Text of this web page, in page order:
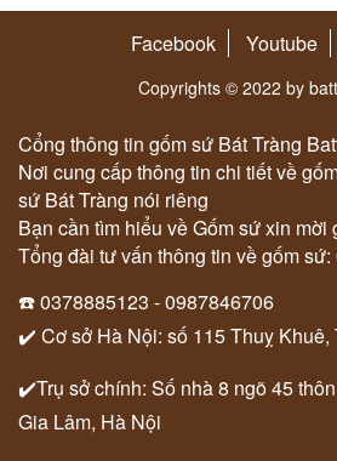
Facebook Youtube
Copyrights © 2022 by
Cổng thông tin gốm sứ Bát Tràng
Nơi cung cấp thông tin chi tiết về
sứ Bát Tràng nói riêng
Bạn cần tìm hiểu về Gốm sứ xin mời
Tổng đài tư vấn thông tin về gốm
☎️ 0378885123 - 0987846706
✔️ Cơ sở Hà Nội: số 115 Thuỵ Khuê,
✔️Trụ sở chính: Số nhà 8 ngõ 45
Gia Lâm, Hà Nội